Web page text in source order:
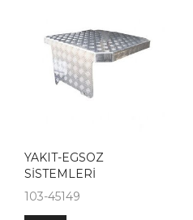
YAKIT-EGSOZ
SİSTEMLERİ
103-45149